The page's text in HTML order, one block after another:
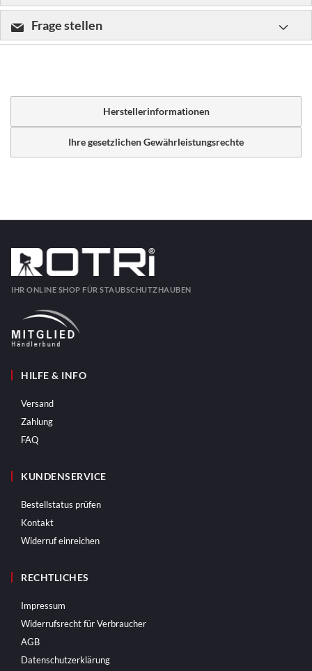
Frage stellen
Herstellerinformationen
Ihre gesetzlichen Gewährleistungsrechte
IHR ONLINE SHOP FÜR STAUBSCHUTZHAUBEN
HILFE & INFO
Versand
Zahlung
FAQ
KUNDENSERVICE
Bestellstatus prüfen
Kontakt
Widerruf einreichen
RECHTLICHES
Impressum
Widerrufsrecht für Verbraucher
AGB
Datenschutzerklärung